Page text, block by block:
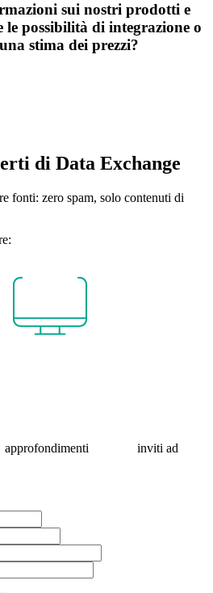
sui nostri prodotti e
le possibilità di integrazione o
stima dei prezzi?
di Data Exchange
fonti: zero spam, solo contenuti di
approfondimenti inviti ad